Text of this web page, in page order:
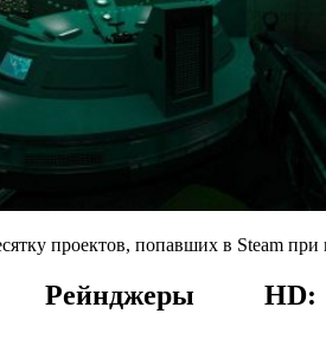
проектов, попавших в Steam
Рейнджеры HD: